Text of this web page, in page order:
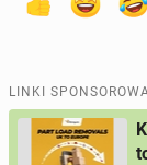
LINKI